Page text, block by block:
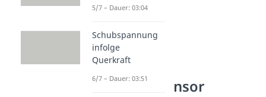
Spannungstensor
5/7 – Dauer: 03:04
Schubspannung
infolge
Querkraft
6/7 – Dauer: 03:51